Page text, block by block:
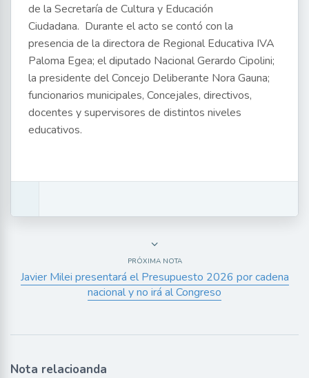
de la Secretaría de Cultura y Educación
Ciudadana. Durante el acto se contó con la
presencia de la directora de Regional Educativa IVA
Paloma Egea; el diputado Nacional Gerardo Cipolini;
la presidente del Concejo Deliberante Nora Gauna;
funcionarios municipales, Concejales, directivos,
docentes y supervisores de distintos niveles
educativos.
PRÓXIMA NOTA
Javier Milei presentará el Presupuesto 2026 por cadena
nacional y no irá al Congreso
Nota relacioanda